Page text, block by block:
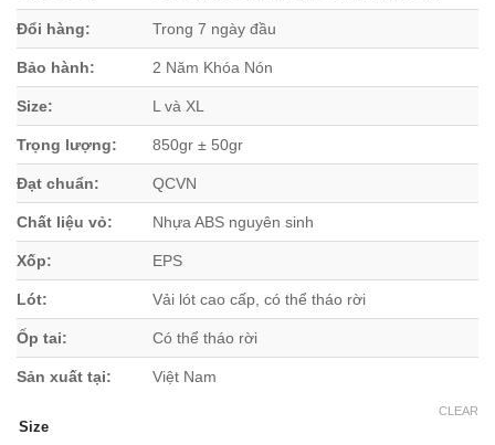
Đổi hàng: Trong 7 ngày đầu
Bảo hành: 2 Năm Khóa Nón
Size: L và XL
Trọng lượng: 850gr ± 50gr
Đạt chuẩn: QCVN
Chất liệu vỏ: Nhựa ABS nguyên sinh
Xốp: EPS
Lót: Vải lót cao cấp, có thể tháo rời
Ốp tai: Có thể tháo rời
Sản xuất tại: Việt Nam
Size
CLEAR